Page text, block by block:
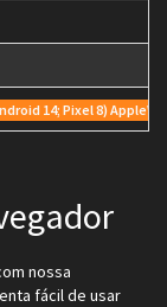
14; Pixel 8)
nossa
fácil de usar